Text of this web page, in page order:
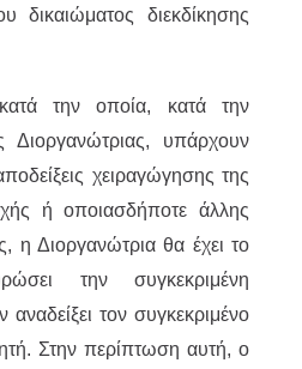
δικαιώματος διεκδίκησης
την οποία, κατά την
Διοργανώτριας, υπάρχουν
χειραγώγησης της
ή οποιασδήποτε άλλης
η Διοργανώτρια θα έχει το
την συγκεκριμένη
τον συγκεκριμένο
Στην περίπτωση αυτή, ο